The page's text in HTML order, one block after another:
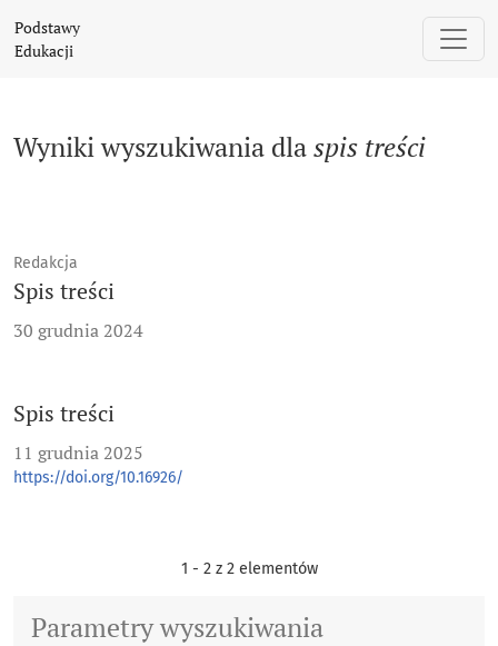
Podstawy
Edukacji
Wyniki wyszukiwania dlaspis treści
Redakcja
Spis treści
30 grudnia 2024
Spis treści
11 grudnia 2025
https://doi.org/10.16926/
1 - 2 z 2 elementów
Parametry wyszukiwania